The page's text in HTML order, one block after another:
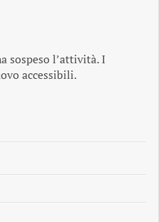
sospeso l’attività. I
accessibili.